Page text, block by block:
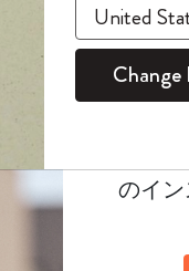
ナル
カイエジャーナル
ランナー
ナー
ナー
ノートブック
ン
ン
への贈り物です
のギフト
このデ
回注文
ます。
のイ